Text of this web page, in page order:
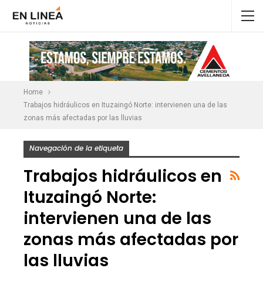
Home
Trabajos hidráulicos en Ituzaingó Norte: intervienen una de las
zonas más afectadas por las lluvias
Navegación de la etiqueta
Trabajos hidráulicos en
Ituzaingó Norte:
intervienen una de las
zonas más afectadas por
las lluvias